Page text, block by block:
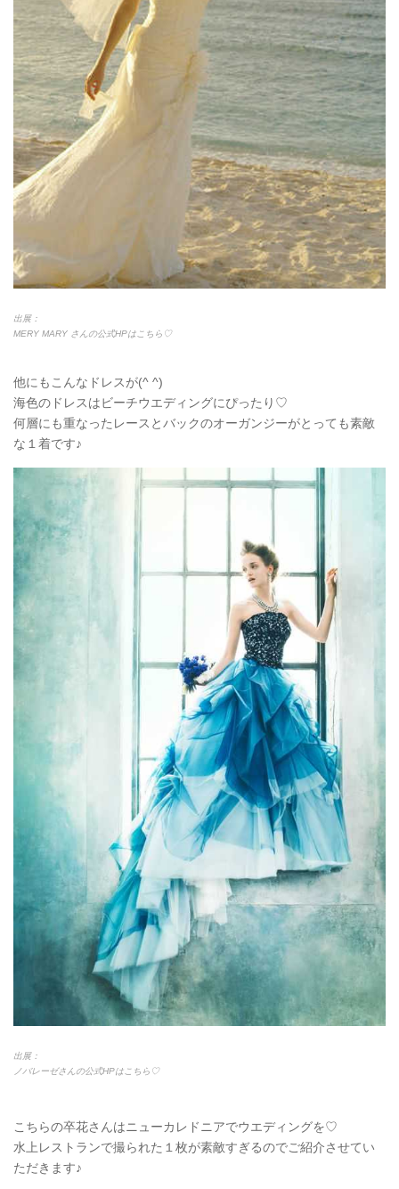
出展：
MERY MARY さんの公式HPはこちら♡
他にもこんなドレスが(^ ^)
海色のドレスはビーチウエディングにぴったり♡
何層にも重なったレースとバックのオーガンジーがとっても素敵
な１着です♪
出展：
ノバレーゼさんの公式HPはこちら♡
こちらの卒花さんはニューカレドニアでウエディングを♡
水上レストランで撮られた１枚が素敵すぎるのでご紹介させてい
ただきます♪